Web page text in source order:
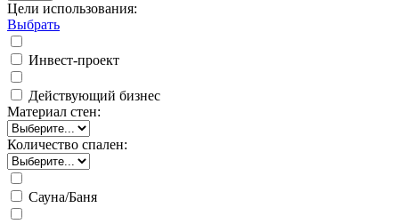
Цели использования:
Выбрать
Инвест-проект
Действующий бизнес
Материал стен:
Количество спален:
Сауна/Баня